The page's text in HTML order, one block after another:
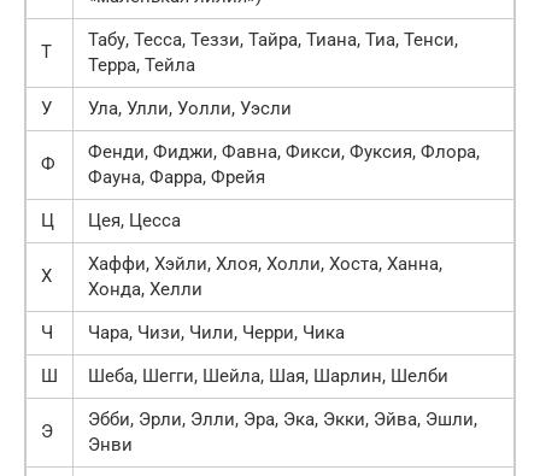
Т
Табу, Тесса, Теззи, Тайра, Тиана, Тиа, Тенси,
Терра, Тейла
У
Ула, Улли, Уолли, Уэсли
Ф
Фенди, Фиджи, Фавна, Фикси, Фуксия, Флора,
Фауна, Фарра, Фрейя
Ц
Цея, Цесса
Х
Хаффи, Хэйли, Хлоя, Холли, Хоста, Ханна,
Хонда, Хелли
Ч
Чара, Чизи, Чили, Черри, Чика
Ш
Шеба, Шегги, Шейла, Шая, Шарлин, Шелби
Э
Эбби, Эрли, Элли, Эра, Эка, Экки, Эйва, Эшли,
Энви